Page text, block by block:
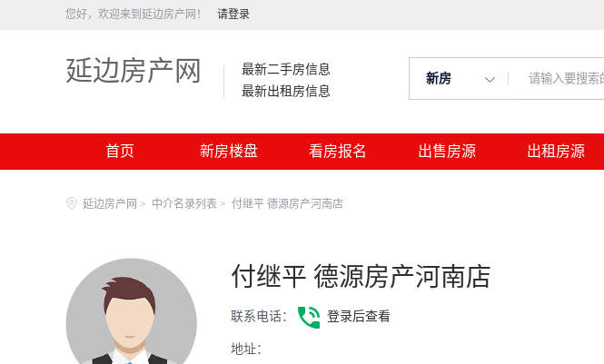
您好，欢迎来到延边房产网！ 请登录
延边房产网
最新二手房信息
最新出租房信息
新房
首页 新房楼盘 看房报名 出售房源 出租房源
延边房产网 > 中介名录列表 > 付继平 德源房产河南店
付继平 德源房产河南店
联系电话： 登录后查看
地址：